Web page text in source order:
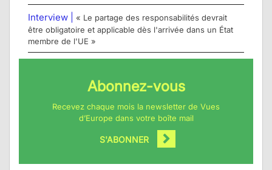
Interview |
« Le partage des responsabilités devrait
être obligatoire et applicable dès l'arrivée dans un État
membre de l'UE »
Abonnez-vous
Recevez chaque mois la newsletter de Vues
d’Europe dans votre boîte mail
S'ABONNER